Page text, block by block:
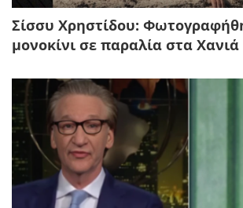
Σίσσυ Χρηστίδου:
μονοκίνι σε παραλία στα Χανιά